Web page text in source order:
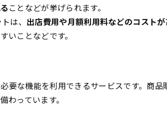
ことなどが挙げられます。
は、 出店費用や月額利用料などのコスト
いことなどです。
要な機能を利用できるサービスです。商品
わっています。